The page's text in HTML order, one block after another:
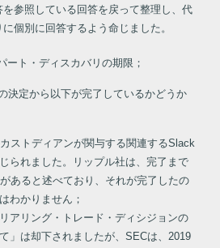
参照している回答を戻って整理し、代
個別に回答するよう命じました。
ート・ディスカバリの期限；
決定から以下が完了しているかどうか
ストディアンが関与する関連するSlack
られました。リップル社は、完了まで
あると述べており、それが完了したの
わかりません；
アリング・トレード・ディシジョンの
」は却下されましたが、SECは、2019